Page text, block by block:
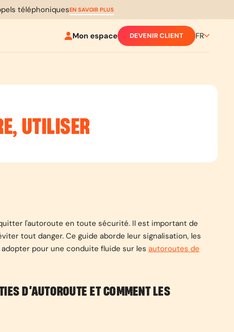
téléphoniquesEN SAVOIR PLUS
Mon espace DEVENIR CLIENT FR
UTILISER
l'autoroute en toute sécurité. Il est important de
tout danger. Ce guide aborde leur signalisation, les
pour une conduite fluide sur les autoroutes de
D’AUTOROUTE ET COMMENT LES